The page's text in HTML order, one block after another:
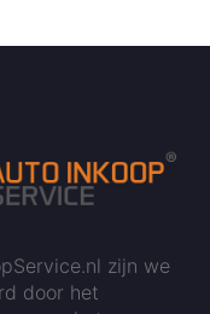
zijn we
door het